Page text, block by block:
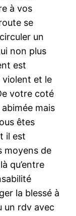
à vos
se
un
non plus
est
violent et le
votre coté
mais
êtes
il est
moyens de
qu’entre
la blessé à
un rdv avec